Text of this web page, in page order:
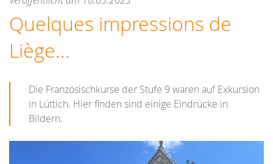
Quelques impressions de
Liège...
Die Französischkurse der Stufe 9 waren auf Exkursion
in Lüttich. Hier finden sind einige Eindrücke in
Bildern.